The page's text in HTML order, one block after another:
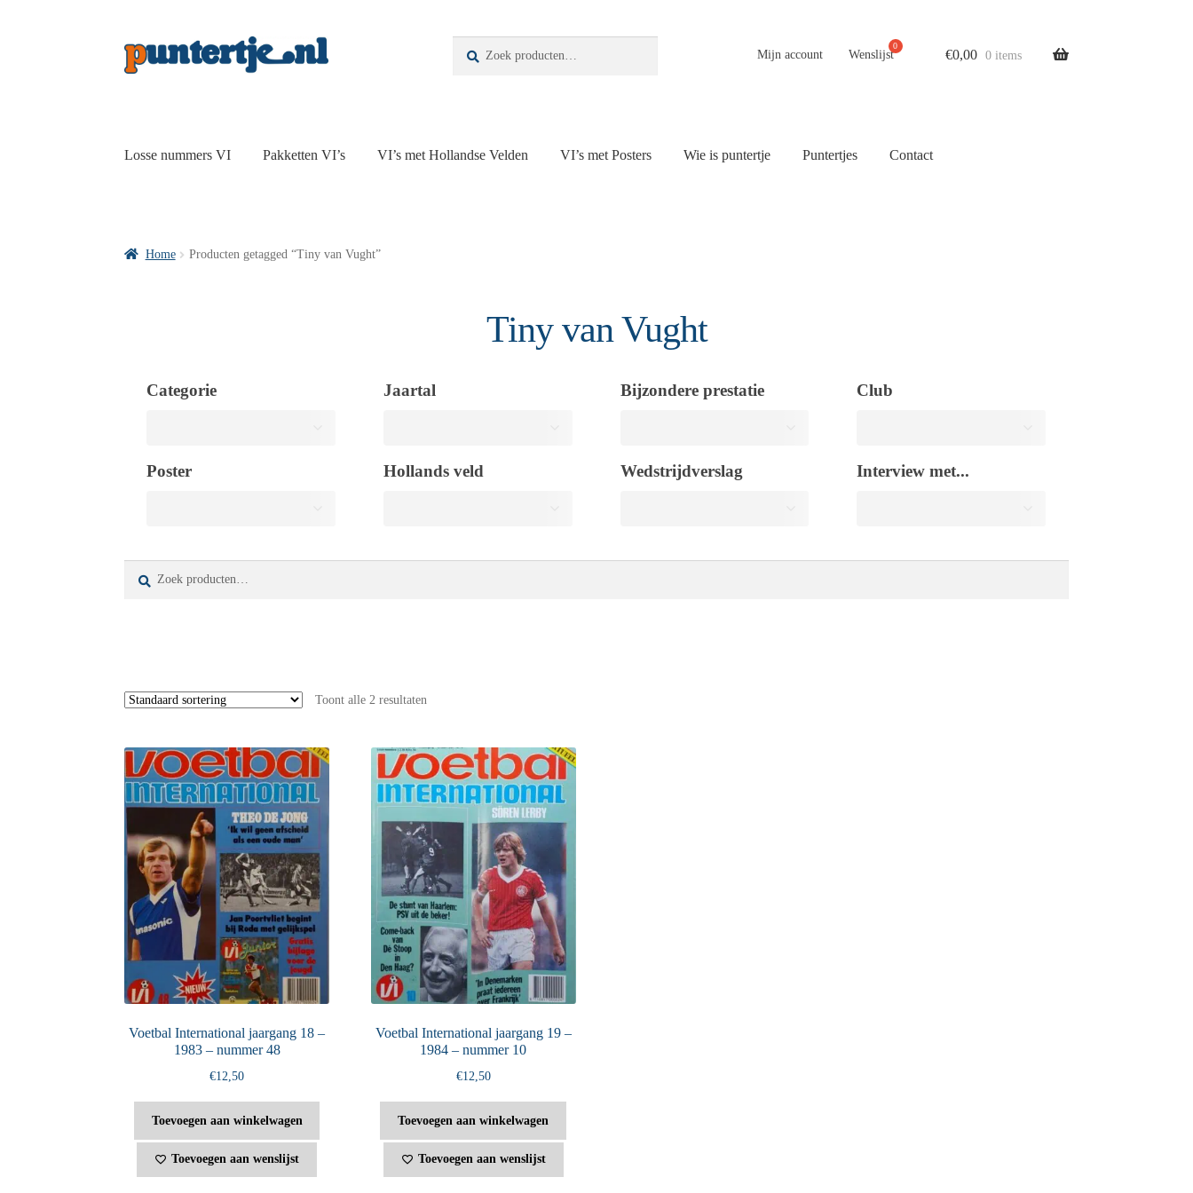
Zoeken
Mijn account Wenslijst €0,00 0 items
Losse nummers VI Pakketten VI’s VI’s met Hollandse Velden VI’s met Posters Wie is puntertje Puntertjes Contact
Home Producten getagged “Tiny van Vught”
Tiny van Vught
Categorie Jaartal Bijzondere prestatie Club
Poster Hollands veld Wedstrijdverslag Interview met...
Toont alle 2 resultaten
Voetbal International jaargang 18 –
1983 – nummer 48
€12,50
Toevoegen aan winkelwagen
Toevoegen aan wenslijst
Voetbal International jaargang 19 –
1984 – nummer 10
€12,50
Toevoegen aan winkelwagen
Toevoegen aan wenslijst